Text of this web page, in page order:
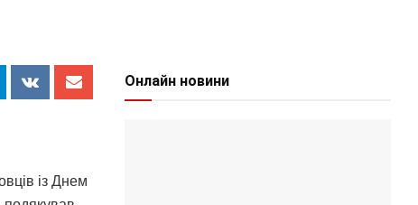
із Днем
Онлайн новини